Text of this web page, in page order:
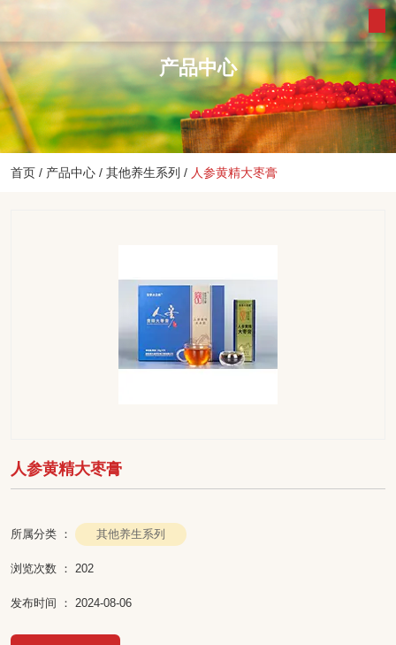
产品中心
首页 / 产品中心 / 其他养生系列 / 人参黄精大枣膏
人参黄精大枣膏
所属分类 ： 其他养生系列
浏览次数 ： 202
发布时间 ： 2024-08-06